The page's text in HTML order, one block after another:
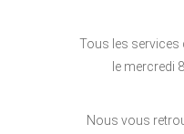
Tous les services
le mercredi
Nous vous